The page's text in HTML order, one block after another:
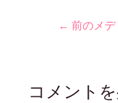
← 前のメデ
コメント